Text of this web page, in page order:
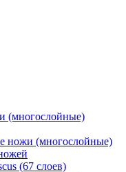
(многослойные)
ножи (многослойные)
(67 слоев)